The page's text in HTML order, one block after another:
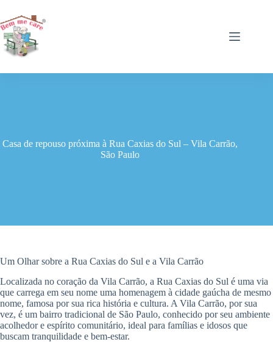
para
o
conteúdo
Casa de repouso próxima à Rua Caxias do Sul – Vila Carrão,
São Paulo
Um Olhar sobre a Rua Caxias do Sul e a Vila Carrão
Localizada no coração da Vila Carrão, a Rua Caxias do Sul é uma via
que carrega em seu nome uma homenagem à cidade gaúcha de mesmo
nome, famosa por sua rica história e cultura. A Vila Carrão, por sua
vez, é um bairro tradicional de São Paulo, conhecido por seu ambiente
acolhedor e espírito comunitário, ideal para famílias e idosos que
buscam tranquilidade e bem-estar.